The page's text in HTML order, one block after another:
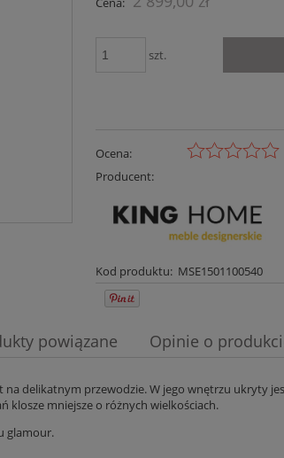
szt.
Ocena:
Producent:
Kod produktu: MSE1501100540
ewentualnych kosztów
powiązane Opinie o
na delikatnym przewodzie. W jego wnętrzu ukryty
klosze mniejsze o różnych wielkościach.
glamour.